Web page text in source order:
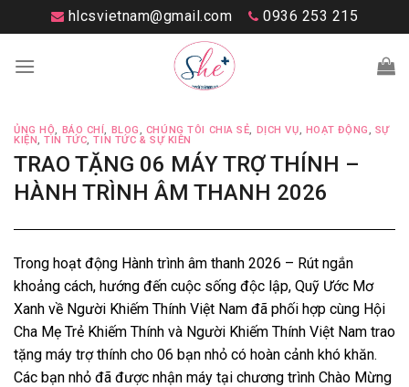
to
content
hlcsvietnam@gmail.com 0936 253 215
ỦNG HỘ, BÁO CHÍ, BLOG, CHÚNG TÔI CHIA SẺ, DỊCH VỤ, HOẠT ĐỘNG, SỰ
KIỆN,TIN TỨC,TIN TỨC & SỰ KIÊN
TRAO TẶNG 06 MÁY TRỢ THÍNH –
HÀNH TRÌNH ÂM THANH 2026
Trong hoạt động Hành trình âm thanh 2026 – Rút ngắn
khoảng cách, hướng đến cuộc sống độc lập, Quỹ Ước Mơ
Xanh về Người Khiếm Thính Việt Nam đã phối hợp cùng Hội
Cha Mẹ Trẻ Khiếm Thính và Người Khiếm Thính Việt Nam trao
tặng máy trợ thính cho 06 bạn nhỏ có hoàn cảnh khó khăn.
Các bạn nhỏ đã được nhận máy tại chương trình Chào Mừng